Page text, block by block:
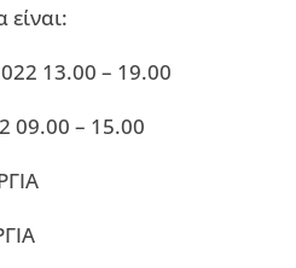
13.00 – 19.00
09.00 – 15.00